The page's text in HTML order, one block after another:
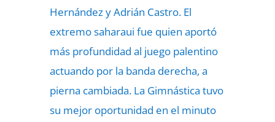
Hernández y Adrián Castro. El
extremo saharaui fue quien aportó
más profundidad al juego palentino
actuando por la banda derecha, a
pierna cambiada. La Gimnástica tuvo
su mejor oportunidad en el minuto